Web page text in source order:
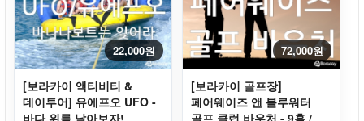
22,000원
[보라카이 액티비티 &
데이투어] 유에프오 UFO -
72,000원
[보라카이 골프장]
페어웨이즈 앤 블루워터